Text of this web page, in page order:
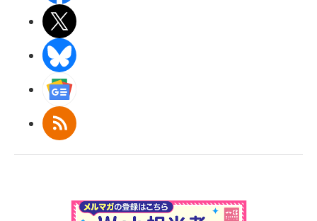
RSS